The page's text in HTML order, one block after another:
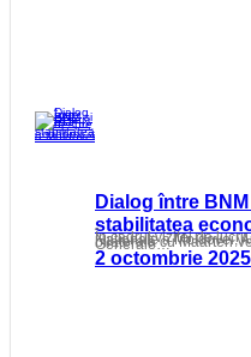
Dialog între
stabilitatea
În cadrul vizitei de lucru la Bruxelles, guvernatoarea Băncii Naționale a Moldovei, Anca Dragu, a avut o întrevedere bilaterală cu Maarten Verwey, director general al Direcției Generale…
2 octombrie 2025